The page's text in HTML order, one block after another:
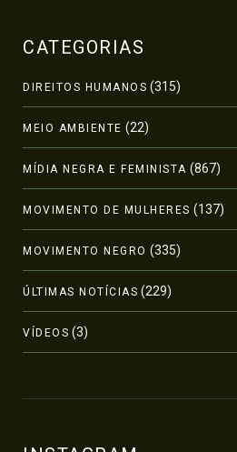
CATEGORIAS
DIREITOS HUMANOS (315)
MEIO AMBIENTE (22)
MÍDIA NEGRA E FEMINISTA (867)
MOVIMENTO DE MULHERES (137)
MOVIMENTO NEGRO (335)
ÚLTIMAS NOTÍCIAS (229)
VÍDEOS (3)